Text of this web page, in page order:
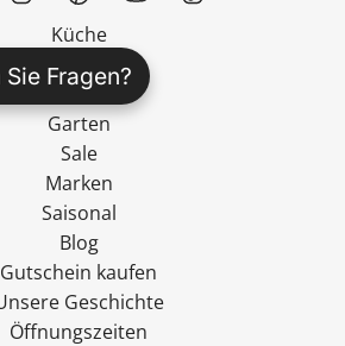
Fragen?
Küche
Kulinarisches
Wohnen
Garten
Sale
Marken
Saisonal
Blog
Gutschein kaufen
Geschichte
Öffnungszeiten